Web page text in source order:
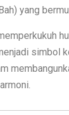
yang
simbol